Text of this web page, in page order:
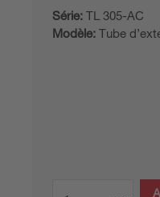
Série: TL 305-AC
Modèle: Tube